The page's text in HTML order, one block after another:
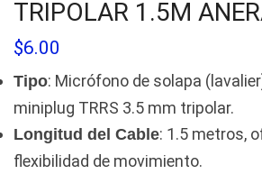
TRIPOLAR 1.5M
$6.00
Tipo: Micrófono de solapa
miniplug TRRS 3.5 mm tripolar.
Longitud del Cable: 1.5 metros,
flexibilidad de movimiento.